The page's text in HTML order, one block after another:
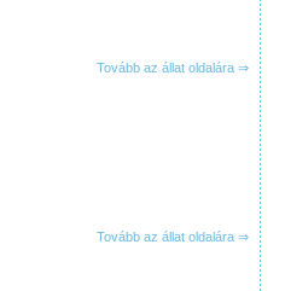
Tovább az állat oldalára ⇒
Tovább az állat oldalára ⇒